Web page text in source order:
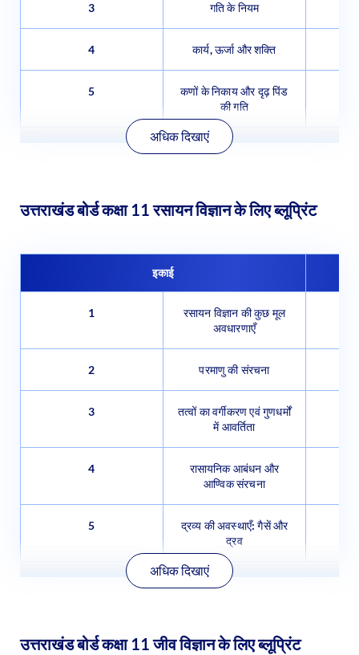
3 गति के नियम
4 कार्य, ऊर्जा और शक्ति
5
कणों के निकाय और दृढ़ पिंड
की गति
अधिक दिखाएं
उत्तराखंड बोर्ड कक्षा 11 रसायन विज्ञान के लिए ब्लूप्रिंट
इकाई
1
रसायन विज्ञान की कुछ मूल
अवधारणाएँ
2 परमाणु की संरचना
3
तत्वों का वर्गीकरण एवं गुणधर्मों
में आवर्तिता
4
रासायनिक आबंधन और
आण्विक संरचना
5
द्रव्य की अवस्थाएँ: गैसें और
द्रव
अधिक दिखाएं
उत्तराखंड बोर्ड कक्षा 11 जीव विज्ञान के लिए ब्लूप्रिंट